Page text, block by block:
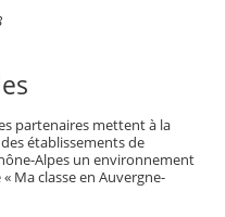
partenaires mettent à la
établissements de
Alpes un environnement
Ma classe en Auvergne-